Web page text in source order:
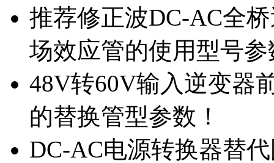
推荐修正波DC-AC全
场效应管的使用型号参
48V转60V输入逆变器
的替换管型参数！
DC-AC电源转换器替